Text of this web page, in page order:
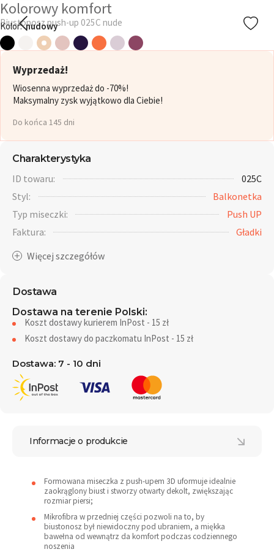
Kolorowy komfort
Biustonosz push-up 025C nude
Kolor:nudowy
Wyprzedaż!
Wiosenna wyprzedaż do -70%!
Maksymalny zysk wyjątkowo dla Ciebie!
Do końca 145 dni
Charakterystyka
ID towaru:
025C
Styl:
Balkonetka
Typ miseczki:
Push UP
Faktura:
Gładki
Dostawa
Dostawa na terenie Polski:
Koszt dostawy kurierem InPost - 15 zł
Koszt dostawy do paczkomatu InPost - 15 zł
Dostawa: 7 - 10 dni
Informacje o produkcie
Formowana miseczka z push-upem 3D uformuje idealnie
zaokrąglony biust i stworzy otwarty dekolt, zwiększając
rozmiar piersi;
Mikrofibra w przedniej części pozwoli na to, by
biustonosz był niewidoczny pod ubraniem, a miękka
bawełna od wewnątrz da komfort podczas codziennego
noszenia